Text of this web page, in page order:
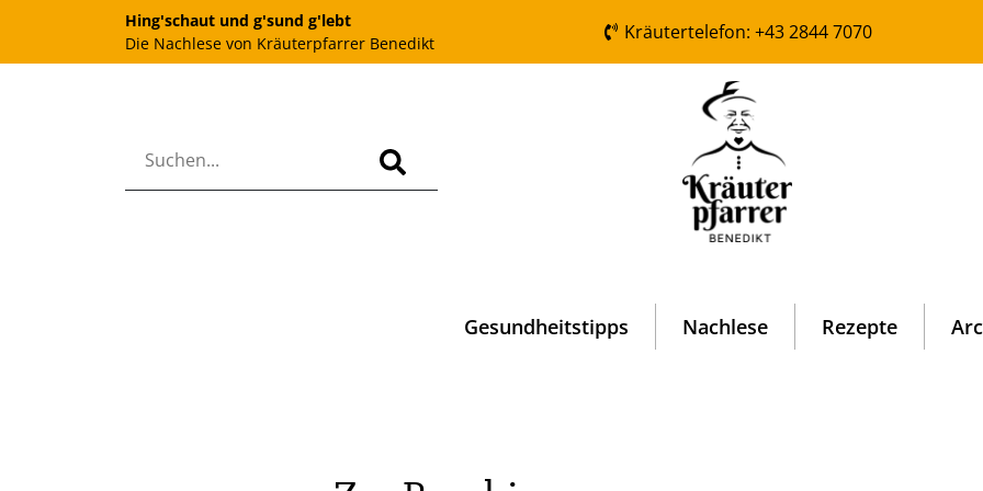
Hing'schaut und g'sund g'lebt
Die Nachlese von Kräuterpfarrer Benedikt
Kräutertelefon: +43 2844 7070
Gesundheitstipps Nachlese Rezepte